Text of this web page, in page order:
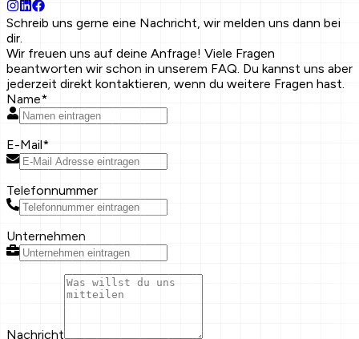
Schreib uns gerne eine Nachricht, wir melden uns dann bei
dir.
Wir freuen uns auf deine Anfrage! Viele Fragen
beantworten wir schon in unserem FAQ. Du kannst uns aber
jederzeit direkt kontaktieren, wenn du weitere Fragen hast.
Name*
E-Mail*
Telefonnummer
Unternehmen
Nachricht